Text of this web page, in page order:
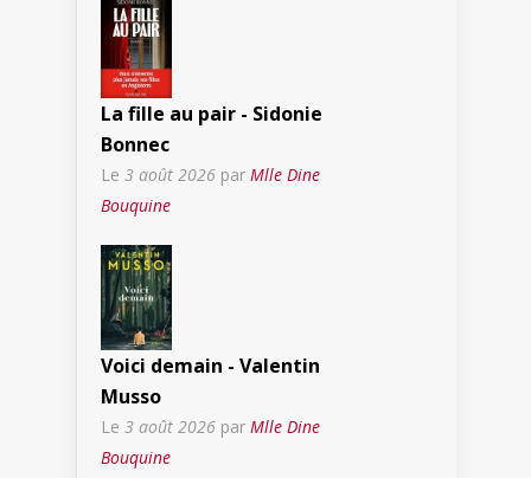
La fille au pair - Sidonie
Bonnec
Le 3 août 2026 par Mlle Dine
Bouquine
Voici demain - Valentin
Musso
Le 3 août 2026 par Mlle Dine
Bouquine